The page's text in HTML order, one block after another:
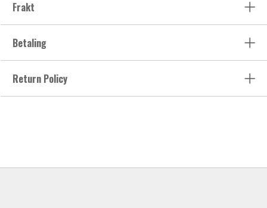
Frakt
Betaling
Return Policy